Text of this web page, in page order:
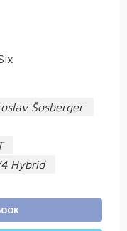
Šosberger
Hybrid